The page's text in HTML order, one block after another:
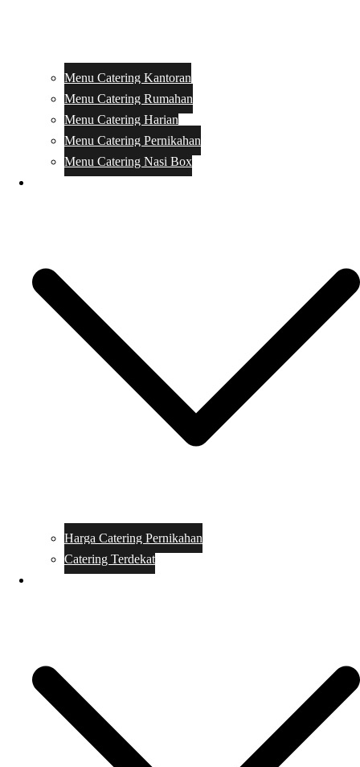
Menu Catering Kantoran
Menu Catering Rumahan
Menu Catering Harian
Menu Catering Pernikahan
Menu Catering Nasi Box
Harga Catering Pernikahan
Catering Terdekat